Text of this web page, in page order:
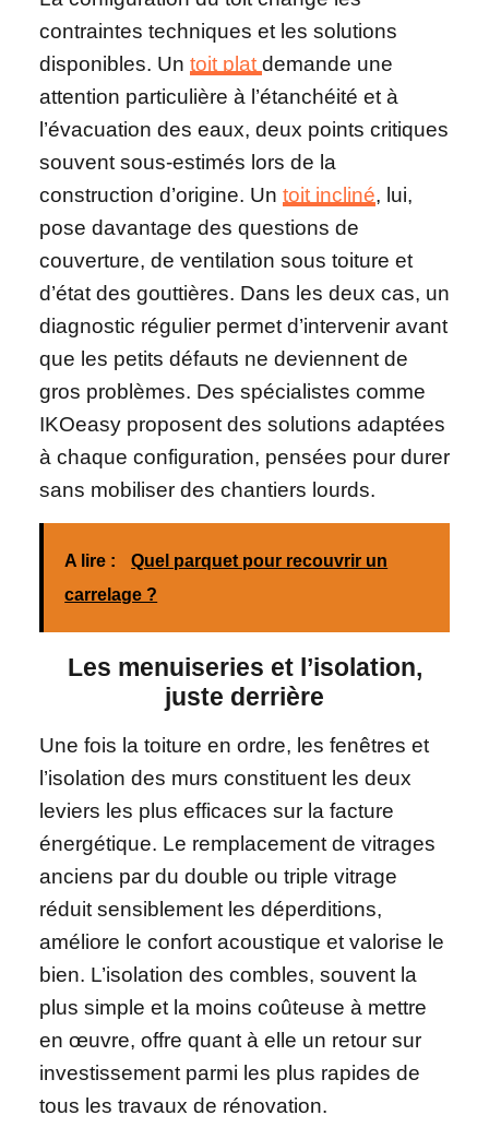
contraintes techniques et les solutions
disponibles. Un toit plat demande une
attention particulière à l’étanchéité et à
l’évacuation des eaux, deux points critiques
souvent sous-estimés lors de la
construction d’origine. Un toit incliné, lui,
pose davantage des questions de
couverture, de ventilation sous toiture et
d’état des gouttières. Dans les deux cas, un
diagnostic régulier permet d’intervenir avant
que les petits défauts ne deviennent de
gros problèmes. Des spécialistes comme
IKOeasy proposent des solutions adaptées
à chaque configuration, pensées pour durer
sans mobiliser des chantiers lourds.
A lire :
Quel parquet pour recouvrir un
carrelage ?
Les menuiseries et l’isolation,
juste derrière
Une fois la toiture en ordre, les fenêtres et
l’isolation des murs constituent les deux
leviers les plus efficaces sur la facture
énergétique. Le remplacement de vitrages
anciens par du double ou triple vitrage
réduit sensiblement les déperditions,
améliore le confort acoustique et valorise le
bien. L’isolation des combles, souvent la
plus simple et la moins coûteuse à mettre
en œuvre, offre quant à elle un retour sur
investissement parmi les plus rapides de
tous les travaux de rénovation.